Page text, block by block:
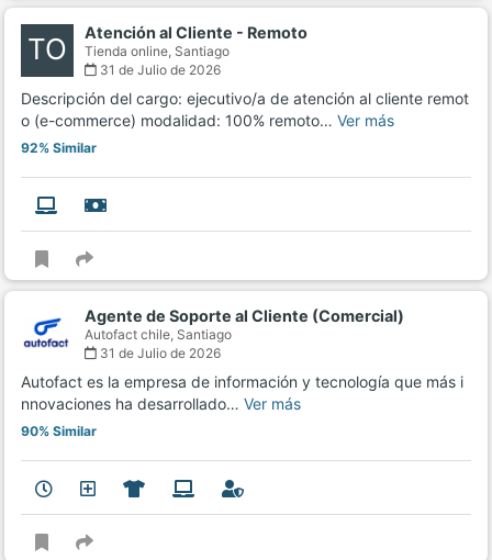
TO Atención al Cliente - Remoto
Tienda online, Santiago
31 de Julio de 2026
Descripción del cargo: ejecutivo/a de atención al cliente remot
o (e-commerce) modalidad: 100% remoto… Ver más
92% Similar
Agente de Soporte al Cliente (Comercial)
Autofact chile, Santiago
31 de Julio de 2026
Autofact es la empresa de información y tecnología que más i
nnovaciones ha desarrollado… Ver más
90% Similar